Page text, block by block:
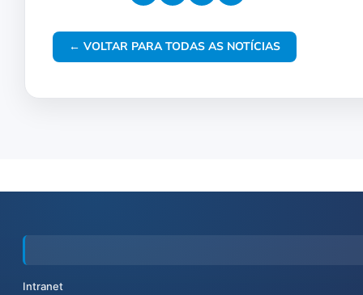
← VOLTAR PARA TODAS AS NOTÍCIAS
Intranet